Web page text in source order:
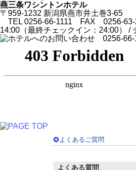
燕三条ワシントンホテル
〒959-1232 新潟県燕市井土巻3-65
TEL 0256-66-1111 FAX 0256-63-
14:00（最終チェックイン：24:00） /
よくあるご質問
よくある質問